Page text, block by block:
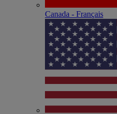
Canada - Français